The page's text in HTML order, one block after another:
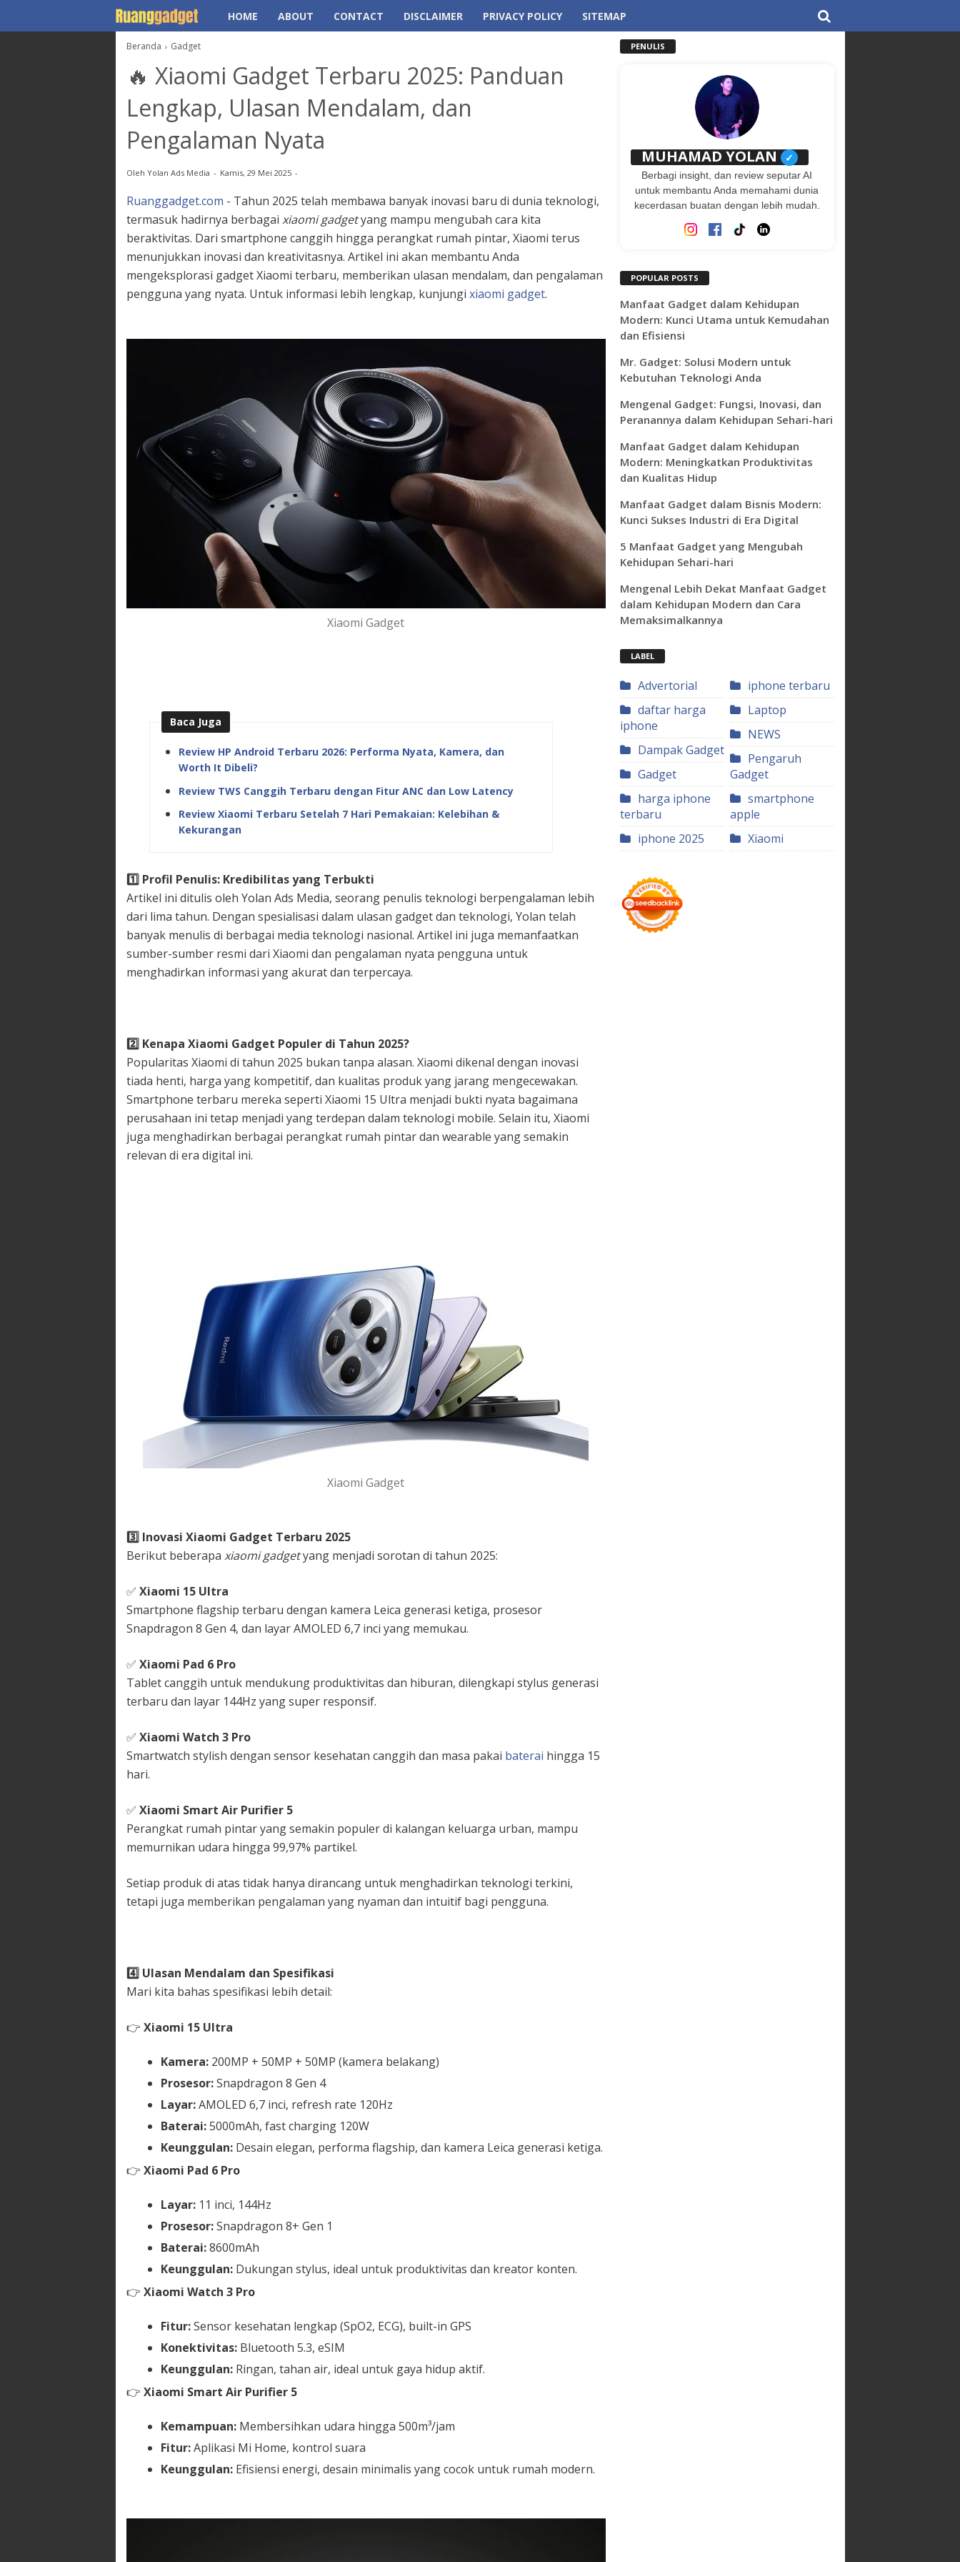
HOME ABOUT CONTACT DISCLAIMER PRIVACY POLICY SITEMAP
Beranda Gadget
🔥 Xiaomi Gadget Terbaru 2025: Panduan
Lengkap, Ulasan Mendalam, dan
Pengalaman Nyata
Oleh Yolan Ads Media Kamis, 29 Mei 2025
Ruanggadget.com - Tahun 2025 telah membawa banyak inovasi baru di dunia teknologi,
termasuk hadirnya berbagai xiaomi gadgetyang mampu mengubah cara kita
beraktivitas. Dari smartphone canggih hingga perangkat rumah pintar, Xiaomi terus
menunjukkan inovasi dan kreativitasnya. Artikel ini akan membantu Anda
mengeksplorasi gadget Xiaomi terbaru, memberikan ulasan mendalam, dan pengalaman
pengguna yang nyata. Untuk informasi lebih lengkap, kunjungi xiaomi gadget.
Xiaomi Gadget
Baca Juga
Review HP Android Terbaru 2026: Performa Nyata, Kamera, dan
Worth It Dibeli?
Review TWS Canggih Terbaru dengan Fitur ANC dan Low Latency
Review Xiaomi Terbaru Setelah 7 Hari Pemakaian: Kelebihan &
Kekurangan
1️Profil Penulis: Kredibilitas yang Terbukti
Artikel ini ditulis oleh Yolan Ads Media, seorang penulis teknologi berpengalaman lebih
dari lima tahun. Dengan spesialisasi dalam ulasan gadget dan teknologi, Yolan telah
banyak menulis di berbagai media teknologi nasional. Artikel ini juga memanfaatkan
sumber-sumber resmi dari Xiaomi dan pengalaman nyata pengguna untuk
menghadirkan informasi yang akurat dan terpercaya.
2️Kenapa Xiaomi Gadget Populer di Tahun 2025?
Popularitas Xiaomi di tahun 2025 bukan tanpa alasan. Xiaomi dikenal dengan inovasi
tiada henti, harga yang kompetitif, dan kualitas produk yang jarang mengecewakan.
Smartphone terbaru mereka seperti Xiaomi 15 Ultra menjadi bukti nyata bagaimana
perusahaan ini tetap menjadi yang terdepan dalam teknologi mobile. Selain itu, Xiaomi
juga menghadirkan berbagai perangkat rumah pintar dan wearable yang semakin
relevan di era digital ini.
Xiaomi Gadget
3️Inovasi Xiaomi Gadget Terbaru 2025
Berikut beberapa xiaomi gadgetyang menjadi sorotan di tahun 2025:
✅ Xiaomi 15 Ultra
Smartphone flagship terbaru dengan kamera Leica generasi ketiga, prosesor
Snapdragon 8 Gen 4, dan layar AMOLED 6,7 inci yang memukau.
✅ Xiaomi Pad 6 Pro
Tablet canggih untuk mendukung produktivitas dan hiburan, dilengkapi stylus generasi
terbaru dan layar 144Hz yang super responsif.
✅ Xiaomi Watch 3 Pro
Smartwatch stylish dengan sensor kesehatan canggih dan masa pakai baterai hingga 15
hari.
✅ Xiaomi Smart Air Purifier 5
Perangkat rumah pintar yang semakin populer di kalangan keluarga urban, mampu
memurnikan udara hingga 99,97% partikel.
Setiap produk di atas tidak hanya dirancang untuk menghadirkan teknologi terkini,
tetapi juga memberikan pengalaman yang nyaman dan intuitif bagi pengguna.
4️Ulasan Mendalam dan Spesifikasi
Mari kita bahas spesifikasi lebih detail:
👉 Xiaomi 15 Ultra
Kamera:200MP + 50MP + 50MP (kamera belakang)
Prosesor:Snapdragon 8 Gen 4
Layar:AMOLED 6,7 inci, refresh rate 120Hz
Baterai:5000mAh, fast charging 120W
Keunggulan:Desain elegan, performa flagship, dan kamera Leica generasi ketiga.
👉 Xiaomi Pad 6 Pro
Layar:11 inci, 144Hz
Prosesor:Snapdragon 8+ Gen 1
Baterai:8600mAh
Keunggulan:Dukungan stylus, ideal untuk produktivitas dan kreator konten.
👉 Xiaomi Watch 3 Pro
Fitur:Sensor kesehatan lengkap (SpO2, ECG), built-in GPS
Konektivitas:Bluetooth 5.3, eSIM
Keunggulan:Ringan, tahan air, ideal untuk gaya hidup aktif.
👉 Xiaomi Smart Air Purifier 5
Kemampuan:Membersihkan udara hingga 500m³/jam
Fitur:Aplikasi Mi Home, kontrol suara
Keunggulan:Efisiensi energi, desain minimalis yang cocok untuk rumah modern.
PENULIS
MUHAMAD YOLAN ✓
Berbagi insight, dan review seputar AI
untuk membantu Anda memahami dunia
kecerdasan buatan dengan lebih mudah.
POPULAR POSTS
Manfaat Gadget dalam Kehidupan
Modern: Kunci Utama untuk Kemudahan
dan Efisiensi
Mr. Gadget: Solusi Modern untuk
Kebutuhan Teknologi Anda
Mengenal Gadget: Fungsi, Inovasi, dan
Peranannya dalam Kehidupan Sehari-hari
Manfaat Gadget dalam Kehidupan
Modern: Meningkatkan Produktivitas
dan Kualitas Hidup
Manfaat Gadget dalam Bisnis Modern:
Kunci Sukses Industri di Era Digital
5 Manfaat Gadget yang Mengubah
Kehidupan Sehari-hari
Mengenal Lebih Dekat Manfaat Gadget
dalam Kehidupan Modern dan Cara
Memaksimalkannya
LABEL
Advertorial
daftar harga
iphone
Dampak Gadget
Gadget
harga iphone
terbaru
iphone 2025
iphone terbaru
Laptop
NEWS
Pengaruh
Gadget
smartphone
apple
Xiaomi